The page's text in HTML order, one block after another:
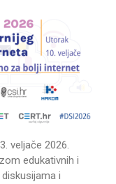
veljače 2026.
edukativnih i
i